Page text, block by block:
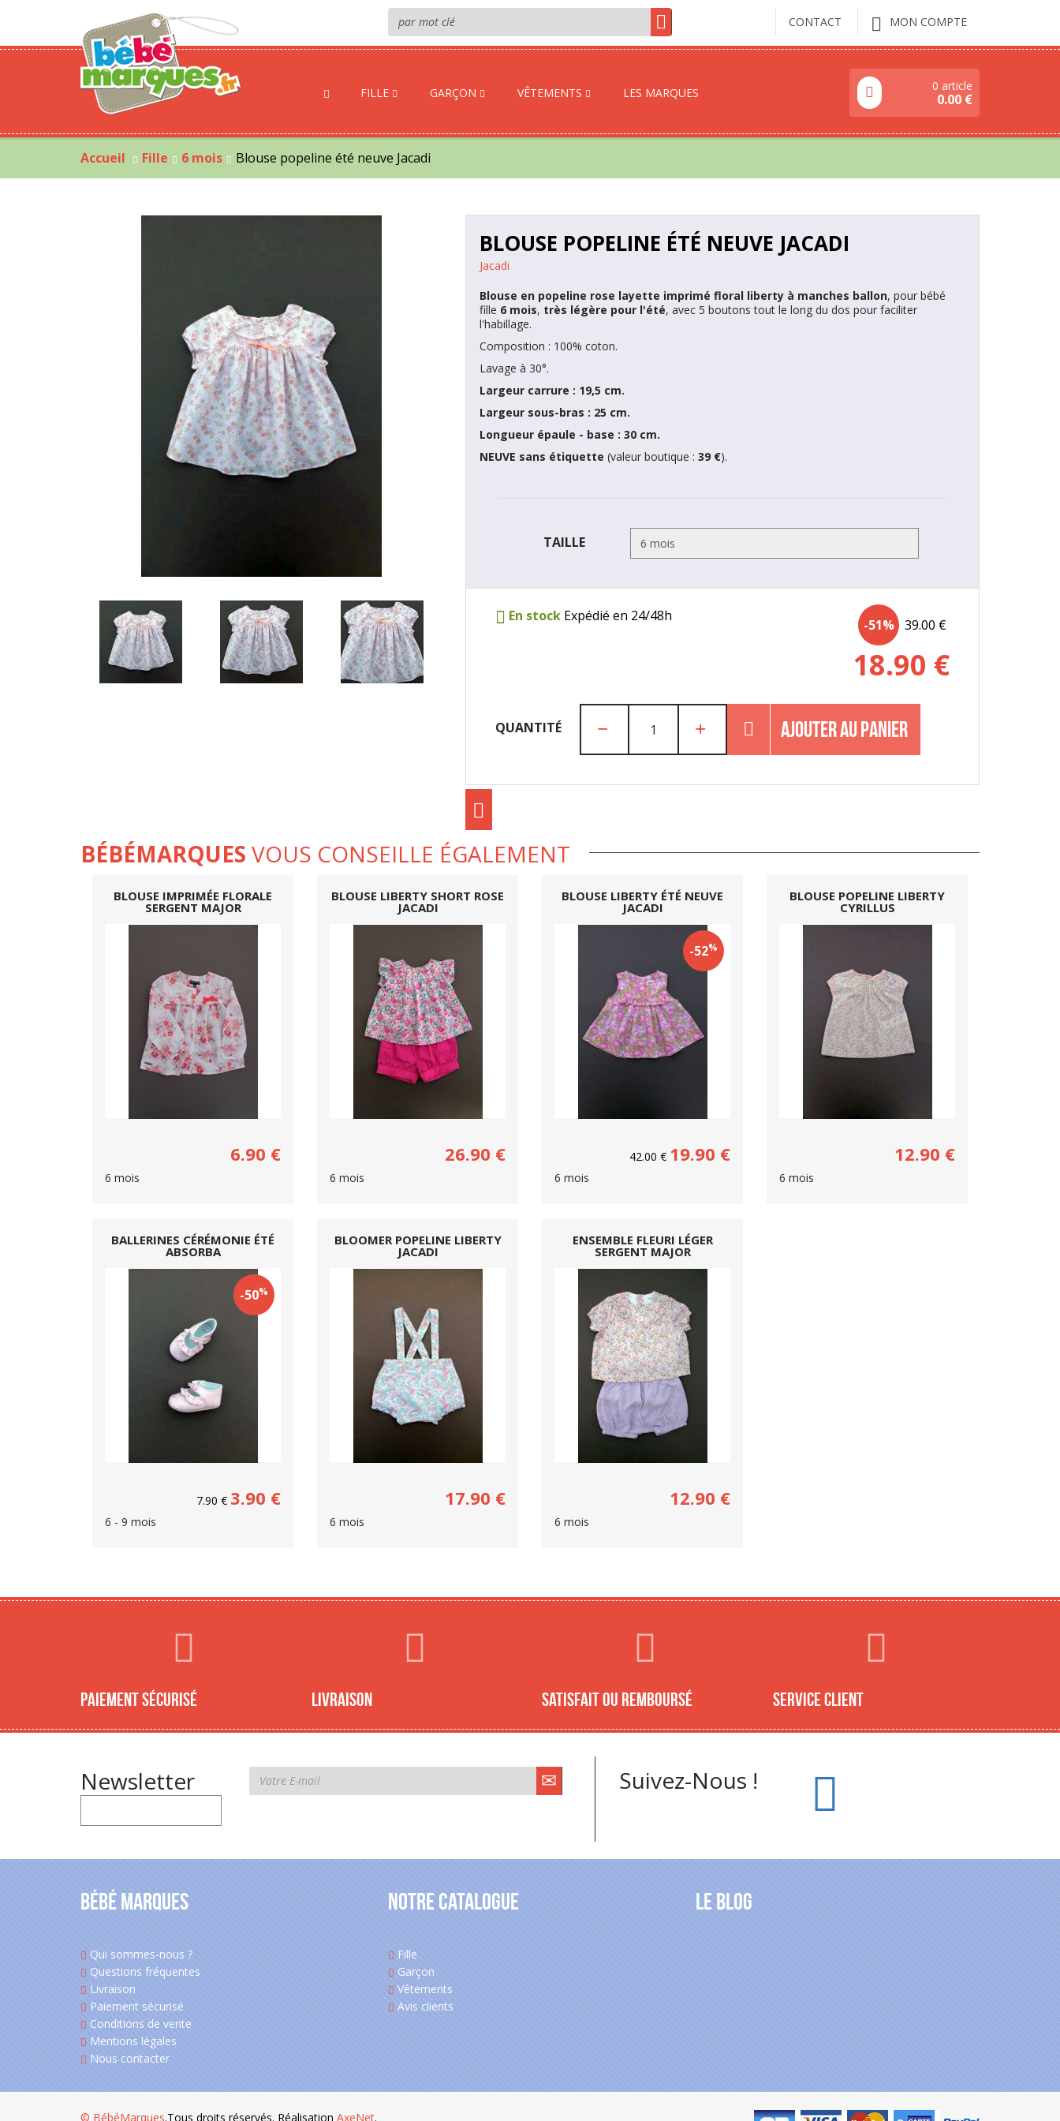
CONTACT MON COMPTE
FILLE GARÇON VÊTEMENTS LES MARQUES 0 article
0.00 €
Accueil Fille 6 mois Blouse popeline été neuve Jacadi
BLOUSE POPELINE ÉTÉ NEUVE JACADI
Jacadi
Blouse en popeline rose layette imprimé floral liberty à manches ballon, pour bébé
fille 6 mois, très légère pour l'été, avec 5 boutons tout le long du dos pour faciliter
l'habillage.
Composition : 100% coton.
Lavage à 30°.
Largeur carrure : 19,5 cm.
Largeur sous-bras : 25 cm.
Longueur épaule - base : 30 cm.
NEUVE sans étiquette (valeur boutique : 39 €).
TAILLE
En stockExpédié en 24/48h
-51% 39.00 €
18.90 €
QUANTITÉ AJOUTER AU PANIER
BÉBÉMARQUES VOUS CONSEILLE ÉGALEMENT
BLOUSE IMPRIMÉE FLORALE
SERGENT MAJOR
6.90 €
6 mois
BLOUSE LIBERTY SHORT ROSE
JACADI
26.90 €
6 mois
BLOUSE LIBERTY ÉTÉ NEUVE
JACADI
-52%
42.00 € 19.90 €
6 mois
BLOUSE POPELINE LIBERTY
CYRILLUS
12.90 €
6 mois
BALLERINES CÉRÉMONIE ÉTÉ
ABSORBA
-50%
7.90 € 3.90 €
6 - 9 mois
BLOOMER POPELINE LIBERTY
JACADI
17.90 €
6 mois
ENSEMBLE FLEURI LÉGER
SERGENT MAJOR
12.90 €
6 mois
Paiement sécurisé Livraison Satisfait ou remboursé Service client
Newsletter Suivez-Nous !
Bébé Marques
Qui sommes-nous ?
Questions fréquentes
Livraison
Paiement sécurisé
Conditions de vente
Mentions légales
Nous contacter
Notre catalogue
Fille
Garçon
Vêtements
Avis clients
Le blog
© BébéMarques.Tous droits réservés. Réalisation AxeNet.